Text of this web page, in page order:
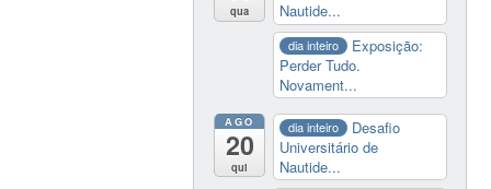
qua
Nautide...
dia inteiro
Exposição:
Perder Tudo.
Novament...
AGO
20
qui
dia inteiro
Desafio
Universitário de
Nautide...